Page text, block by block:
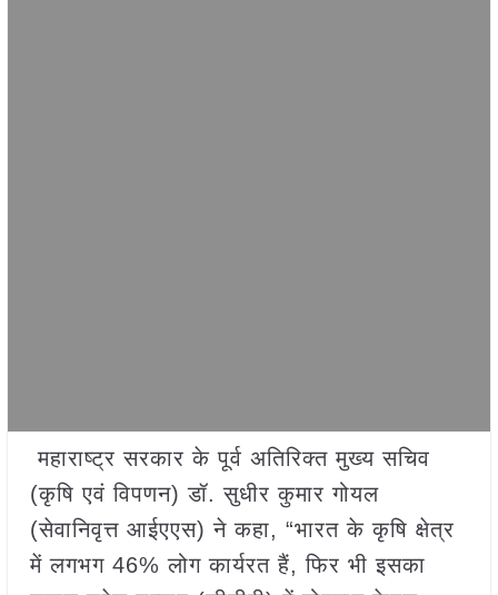
महाराष्ट्र सरकार के पूर्व अतिरिक्त मुख्य सचिव
(कृषि एवं विपणन) डॉ. सुधीर कुमार गोयल
(सेवानिवृत्त आईएएस) ने कहा, “भारत के कृषि क्षेत्र
में लगभग 46% लोग कार्यरत हैं, फिर भी इसका